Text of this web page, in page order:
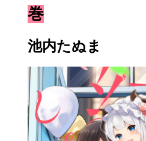
巻
池内たぬま